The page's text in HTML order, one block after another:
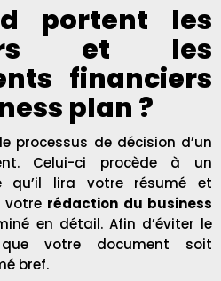
portent les
et les
financiers
plan ?
processus de décision d’un
Celui-ci procède à un
qu’il lira votre résumé et
votre rédaction du business
en détail. Afin d’éviter le
votre document soit
bref.